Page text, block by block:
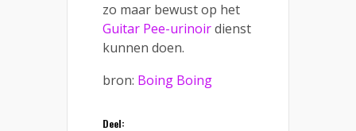
zo maar bewust op het
Guitar Pee-urinoirdienst
kunnen doen.
bron: Boing Boing
Deel: